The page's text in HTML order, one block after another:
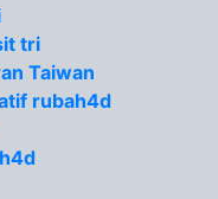
tri
Taiwan
rubah4d